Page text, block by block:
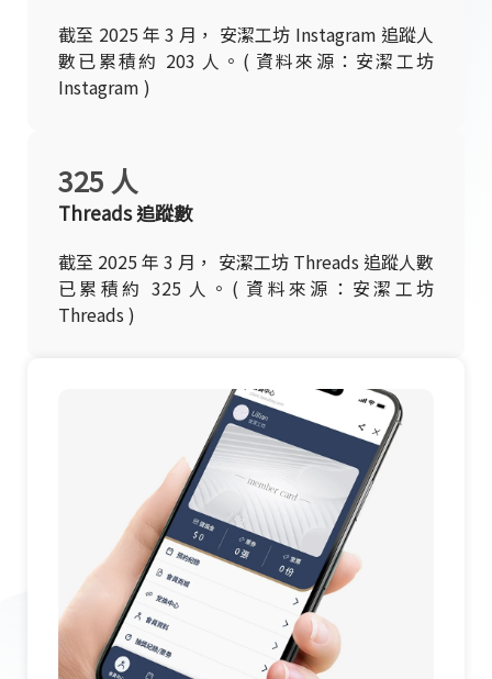
截至 2025 年 3 月， 安潔工坊 Instagram 追蹤人
數已累積約 203 人。( 資料來源：安潔工坊
Instagram )
Threads 追蹤數
截至 2025 年 3 月， 安潔工坊 Threads 追蹤人數
已累積約 325 人。( 資料來源：安潔工坊
Threads )
325 人